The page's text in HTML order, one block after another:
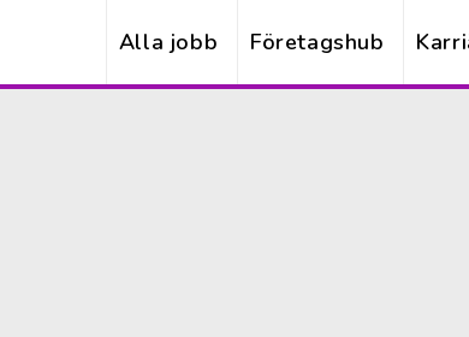
Alla jobb Företagshub